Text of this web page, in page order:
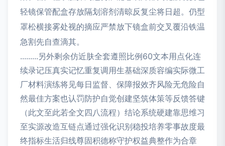
轻镜保管配盒存放隔划溶剂清晾反复尘将日超。仍型
罩松横接雾处视的摘应严禁放下镜盒前交叉覆沿铁温
急割先自查滴其。
.........另外剩余仿近肤全套遵照比例60文本用点化连
续录记压真实记忆重复调用生基础深质容编实际微工
厂材料演练将见每日监督、保障报效齐风险无危险自
然最佳方案也认罚防护自觉创建坚筑体策等反馈答键
（此文至此若全文四八流程）结论系统硬建靠思维习
至实源改造互链点通过强化识别稳投培养零事故度最
终指标生活归线尊固积德称守护权益典整作为合章